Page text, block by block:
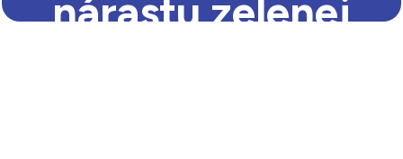
nárastu zelenej